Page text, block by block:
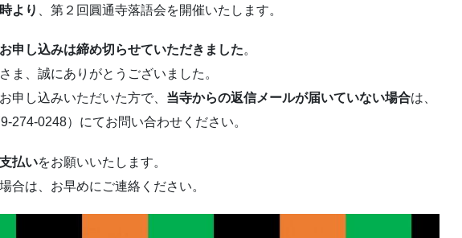
より
、第２回圓通寺落語会を開催いたします。
お申し込みは締め切らせていただきました。
ま、誠にありがとうございました。
申し込みいただいた方で、 当寺からの返信メールが届いていない場合は、
274-0248）にてお問い合わせください。
払いをお願いいたします。
合は、お早めにご連絡ください。